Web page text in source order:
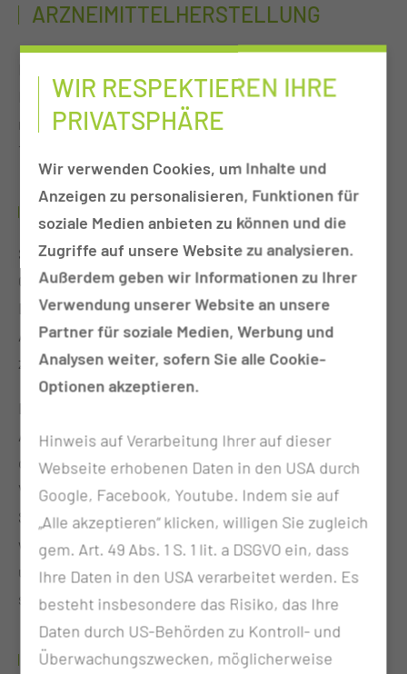
ARZNEIMITTELHERSTELLUNG
Kernaufgabe der Krankenhausapotheke. Neben der
regulären Rezeptur und Defektur besitzt das Carl-
Thiem-Klinikum Cottbus eine große Sterilabteilung.
STERILHERSTELLUNG
Seit dem Jahr 2015 ist das Carl-Thiem-Klinikum als
Onkologisches Zentrum nach den Richtlinien der
Deutschen Krebsgesellschaft zertifiziert. In der
Apotheke wird die Herstellung der Zytostatika
zentral übernommen.
Des Weiteren werden Nährlösungen und
Antibiotikazubereitungen für die Neonatologie in
der Apotheke hergestellt, um die bestmögliche
Versorgung der Neugeborenen unter höchsten
Sicherheitsstandards zu gewährleisten. Daneben
wird eine Vielzahl weiterer Zubereitungen in
unseren Reinräumen hergestellt. Beispielsweise
sterile Augenarzneimittel und Schmerzpumpen.
REZEPTUR/ DEFEKTUR
WIR RESPEKTIEREN IHRE
PRIVATSPHÄRE
Wir verwenden Cookies, um Inhalte und
Anzeigen zu personalisieren, Funktionen für
soziale Medien anbieten zu können und die
Zugriffe auf unsere Website zu analysieren.
Außerdem geben wir Informationen zu Ihrer
Verwendung unserer Website an unsere
Partner für soziale Medien, Werbung und
Analysen weiter, sofern Sie alle Cookie-
Optionen akzeptieren.
Hinweis auf Verarbeitung Ihrer auf dieser
Webseite erhobenen Daten in den USA durch
Google, Facebook, Youtube. Indem sie auf
„Alle akzeptieren“ klicken, willigen Sie zugleich
gem. Art. 49 Abs. 1 S. 1 lit. a DSGVO ein, dass
Ihre Daten in den USA verarbeitet werden. Es
besteht insbesondere das Risiko, das Ihre
Daten durch US-Behörden zu Kontroll- und
Überwachungszwecken, möglicherweise